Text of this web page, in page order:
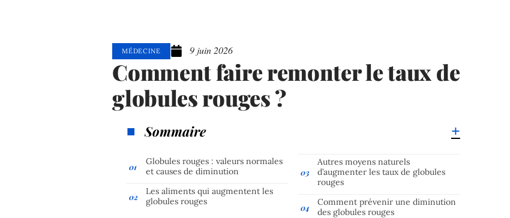
MÉDECINE 9 juin 2026
Comment faire remonter le taux de
globules rouges ?
Sommaire
Globules rouges : valeurs normales
et causes de diminution
Les aliments qui augmentent les
globules rouges
Autres moyens naturels
d’augmenter les taux de globules
rouges
Comment prévenir une diminution
des globules rouges